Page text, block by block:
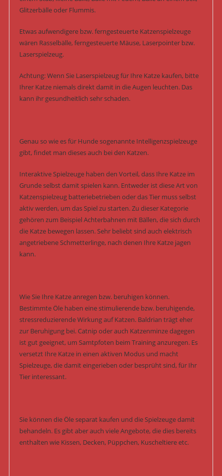
Glitzerbälle oder Flummis.
Etwas aufwendigere bzw. ferngesteuerte Katzenspielzeuge
wären Rasselbälle, ferngesteuerte Mäuse, Laserpointer bzw.
Laserspielzeug.
Achtung: Wenn Sie Laserspielzeug für Ihre Katze kaufen, bitte
Ihrer Katze niemals direkt damit in die Augen leuchten. Das
kann ihr gesundheitlich sehr schaden.
Genau so wie es für Hunde sogenannte Intelligenzspielzeuge
gibt, findet man dieses auch bei den Katzen.
Interaktive Spielzeuge haben den Vorteil, dass Ihre Katze im
Grunde selbst damit spielen kann. Entweder ist diese Art von
Katzenspielzeug batteriebetrieben oder das Tier muss selbst
aktiv werden, um das Spiel zu starten. Zu dieser Kategorie
gehören zum Beispiel Achterbahnen mit Bällen, die sich durch
die Katze bewegen lassen. Sehr beliebt sind auch elektrisch
angetriebene Schmetterlinge, nach denen Ihre Katze jagen
kann.
Wie Sie Ihre Katze anregen bzw. beruhigen können.
Bestimmte Öle haben eine stimulierende bzw. beruhigende,
stressreduzierende Wirkung auf Katzen. Baldrian trägt eher
zur Beruhigung bei. Catnip oder auch Katzenminze dagegen
ist gut geeignet, um Samtpfoten beim Training anzuregen. Es
versetzt Ihre Katze in einen aktiven Modus und macht
Spielzeuge, die damit eingerieben oder besprüht sind, für Ihr
Tier interessant.
Sie können die Öle separat kaufen und die Spielzeuge damit
behandeln. Es gibt aber auch viele Angebote, die dies bereits
enthalten wie Kissen, Decken, Püppchen, Kuscheltiere etc.